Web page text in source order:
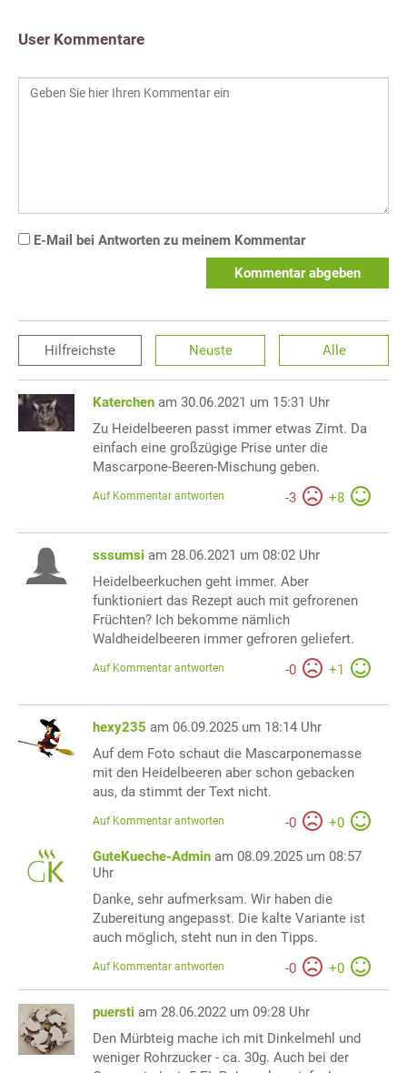
User Kommentare
E-Mail bei Antworten zu meinem Kommentar
Kommentar abgeben
Hilfreichste Neuste Alle
Katerchen am 30.06.2021 um 15:31 Uhr
Zu Heidelbeeren passt immer etwas Zimt. Da
einfach eine großzügige Prise unter die
Mascarpone-Beeren-Mischung geben.
-3 +8
Auf Kommentar antworten
sssumsi am 28.06.2021 um 08:02 Uhr
Heidelbeerkuchen geht immer. Aber
funktioniert das Rezept auch mit gefrorenen
Früchten? Ich bekomme nämlich
Waldheidelbeeren immer gefroren geliefert.
-0 +1
Auf Kommentar antworten
hexy235 am 06.09.2025 um 18:14 Uhr
Auf dem Foto schaut die Mascarponemasse
mit den Heidelbeeren aber schon gebacken
aus, da stimmt der Text nicht.
-0 +0
Auf Kommentar antworten
GuteKueche-Admin am 08.09.2025 um 08:57
Uhr
Danke, sehr aufmerksam. Wir haben die
Zubereitung angepasst. Die kalte Variante ist
auch möglich, steht nun in den Tipps.
-0 +0
Auf Kommentar antworten
puersti am 28.06.2022 um 09:28 Uhr
Den Mürbteig mache ich mit Dinkelmehl und
weniger Rohrzucker - ca. 30g. Auch bei der